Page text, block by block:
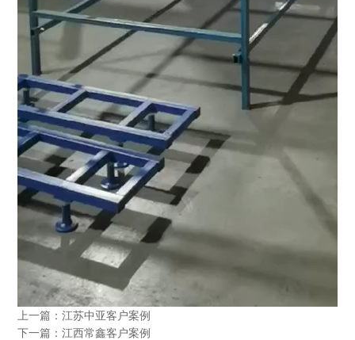
上一篇：江苏中亚客户案例
下一篇：江西常鑫客户案例